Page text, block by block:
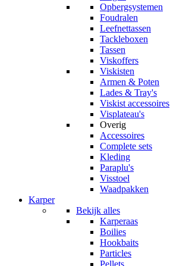
Opbergsystemen
Foudralen
Leefnettassen
Tackleboxen
Tassen
Viskoffers
Viskisten
Armen & Poten
Lades & Tray's
Viskist accessoires
Visplateau's
Overig
Accessoires
Complete sets
Kleding
Paraplu's
Visstoel
Waadpakken
Karper
Bekijk alles
Karperaas
Boilies
Hookbaits
Particles
Pellets